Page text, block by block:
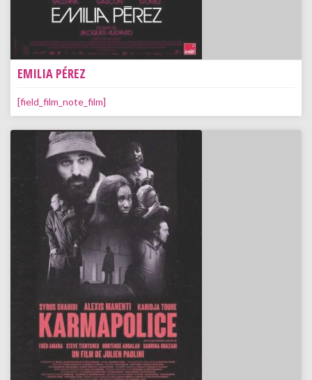
EMILIA PÉREZ
[field_film_note_film]